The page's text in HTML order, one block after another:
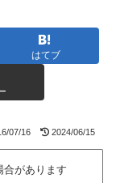
はてブ
07/16 2024/06/15
合があります